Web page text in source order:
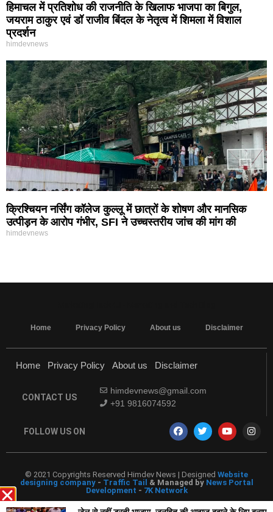
हिमाचल में प्रतिशोध की राजनीति के खिलाफ भाजपा का बिगुल,
जयराम ठाकुर एवं डॉ राजीव बिंदल के नेतृत्व में शिमला में विशाल
प्रदर्शन
himdevnews
क्रिश्चियन नर्सिंग कॉलेज कुल्लू में छात्रों के शोषण और मानसिक
उत्पीड़न के आरोप गंभीर, SFI ने उच्चस्तरीय जांच की मांग की
himdevnews
Home Privacy Policy About us Disclaimer
Home Privacy Policy About us Disclaimer
CONTACT US
himdevnews@gmail.com
+91 9816074592
FOLLOW US ON
© 2021 Copyrights Reserved Himdev News | Designed Website
designing company- Traffic Tail & Managed by News Portal
Development - 7K Network